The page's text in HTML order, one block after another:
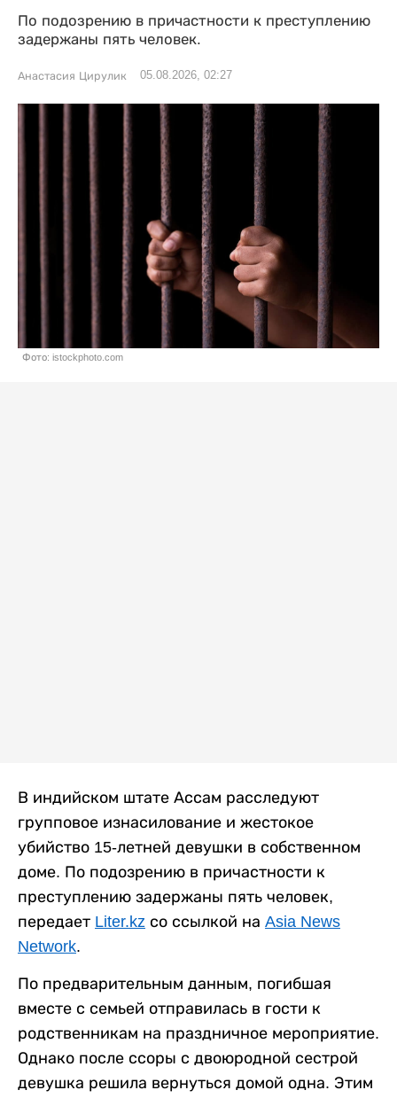
По подозрению в причастности к преступлению
задержаны пять человек.
Анастасия Цирулик 05.08.2026, 02:27
Фото: istockphoto.com
В индийском штате Ассам расследуют
групповое изнасилование и жестокое
убийство 15-летней девушки в собственном
доме. По подозрению в причастности к
преступлению задержаны пять человек,
передает Liter.kz со ссылкой на Asia News
Network.
По предварительным данным, погибшая
вместе с семьей отправилась в гости к
родственникам на праздничное мероприятие.
Однако после ссоры с двоюродной сестрой
девушка решила вернуться домой одна. Этим